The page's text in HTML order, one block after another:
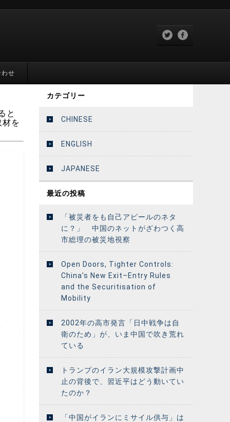
せ
と
を
カテゴリー
CHINESE
ENGLISH
JAPANESE
最近の投稿
「被災者をも自己アピールのネタ
に？」 中国のネットがざわつく高
市総理の被災地視察
Open Doors, Tighter Controls:
China’s New Exit–Entry Rules
and the Securitisation of
Mobility
2002年の高市発言「日中戦争は自
衛のため」が、いま中国で吹き荒れ
ている
トランプのイラン大規模攻撃計画中
止の背後で、習近平はどう動いてい
たのか？
「中国がイランにミサイル供与」は